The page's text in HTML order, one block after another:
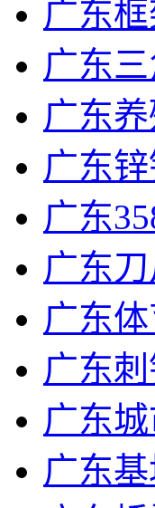
广东
广东
广东
广东
广东
广东
广东
广东
广东
广东